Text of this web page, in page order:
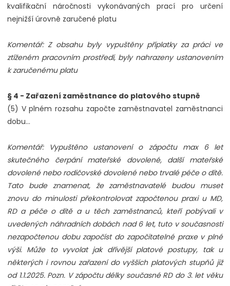
kvalifikační náročnosti vykonávaných prací pro určení
nejnižší úrovně zaručené platu
Komentář: Z obsahu byly vypuštěny příplatky za práci ve
ztíženém pracovním prostředí, byly nahrazeny ustanovením
k zaručenému platu
§ 4 - Zařazení zaměstnance do platového stupně
(5) V plném rozsahu započte zaměstnavatel zaměstnanci
dobu...
Komentář: Vypuštěno ustanovení o zápočtu max 6 let
skutečného čerpání mateřské dovolené, další mateřské
dovolené nebo rodičovské dovolené nebo trvalé péče o dítě.
Tato bude znamenat, že zaměstnavatelé budou muset
znovu do minulosti překontrolovat započtenou praxi u MD,
RD a péče o dítě a u těch zaměstnanců, kteří pobývali v
uvedených náhradních dobách nad 6 let, tuto v současnosti
nezapočtenou dobu započíst do započitatelné praxe v plné
výši. Může to vyvolat jak dřívější platové postupy, tak u
některých i rovnou zařazení do vyšších platových stupňů již
od 1.1.2025. Pozn. V zápočtu délky současné RD do 3. let věku